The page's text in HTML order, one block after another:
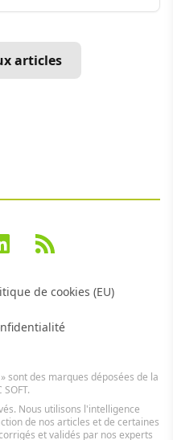
articles
de cookies (EU)
» sont des marques déposées de la
Nous utilisons l'intelligence
de nos articles et de certaines
et validés par nos experts